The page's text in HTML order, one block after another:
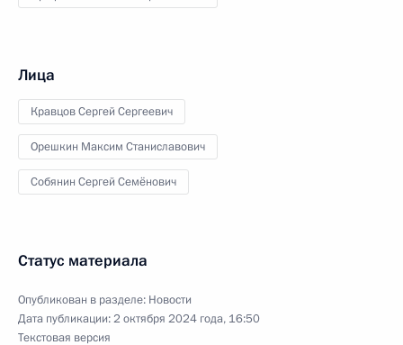
Лица
Кравцов Сергей Сергеевич
Орешкин Максим Станиславович
Собянин Сергей Семёнович
Статус материала
Опубликован в разделе: Новости
Дата публикации:2 октября 2024 года, 16:50
Текстовая версия